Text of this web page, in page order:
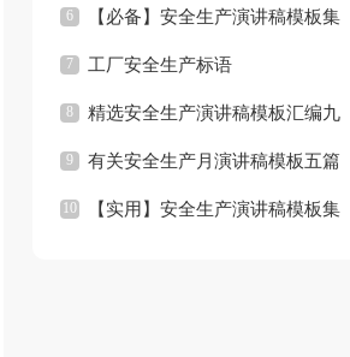
篇【必备】安全生产演讲稿模板集
锦7篇
工厂安全生产标语
精选安全生产演讲稿模板汇编九
篇
有关安全生产月演讲稿模板五篇
【实用】安全生产演讲稿模板集